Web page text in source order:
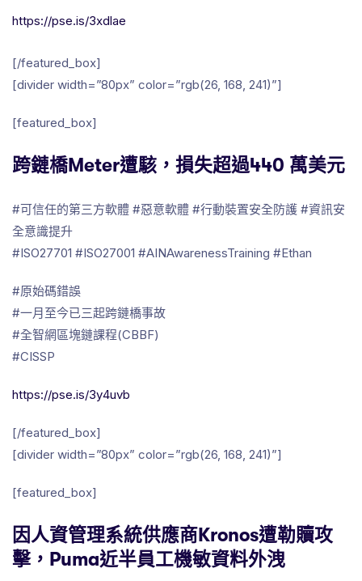
https://pse.is/3xdlae
[/featured_box]
[divider width=”80px” color=”rgb(26, 168, 241)”]
[featured_box]
跨鏈橋Meter遭駭，損失超過440 萬美元
#可信任的第三方軟體 #惡意軟體 #行動裝置安全防護 #資訊安
全意識提升
#ISO27701 #ISO27001 #AINAwarenessTraining #Ethan
#原始碼錯誤
#一月至今已三起跨鏈橋事故
#全智網區塊鏈課程(CBBF)
#CISSP
https://pse.is/3y4uvb
[/featured_box]
[divider width=”80px” color=”rgb(26, 168, 241)”]
[featured_box]
因人資管理系統供應商Kronos遭勒贖攻
擊，Puma近半員工機敏資料外洩